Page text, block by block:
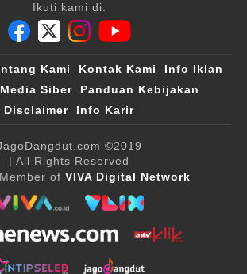
Ikuti kami di:
Kami Kontak Kami
Info Iklan
Siber
Panduan Kebijakan
Disclaimer
Info Karir
©2019
| All Rights Reserved
of VIVA Digital Network